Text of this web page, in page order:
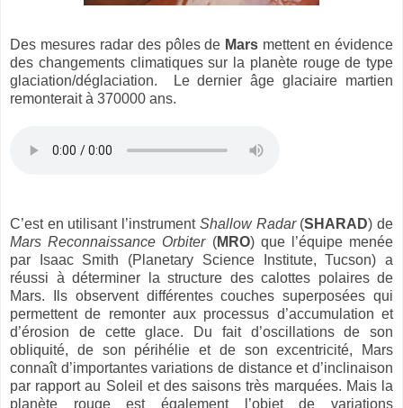
Des mesures radar des pôles de Mars mettent en évidence
des changements climatiques sur la planète rouge de type
glaciation/déglaciation. Le dernier âge glaciaire martien
remonterait à 370000 ans.
C’est en utilisant l’instrument Shallow Radar(SHARAD) de
Mars Reconnaissance Orbiter(MRO) que l’équipe menée
par Isaac Smith (Planetary Science Institute, Tucson) a
réussi à déterminer la structure des calottes polaires de
Mars. Ils observent différentes couches superposées qui
permettent de remonter aux processus d’accumulation et
d’érosion de cette glace. Du fait d’oscillations de son
obliquité, de son périhélie et de son excentricité, Mars
connaît d’importantes variations de distance et d’inclinaison
par rapport au Soleil et des saisons très marquées. Mais la
planète rouge est également l’objet de variations